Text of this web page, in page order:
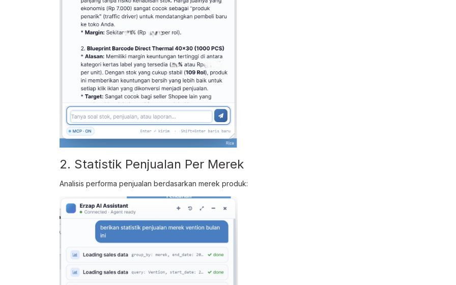
2. Statistik Penjualan Per Merek
Analisis performa penjualan berdasarkan merek produk: